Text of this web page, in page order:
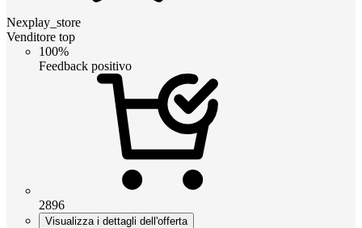
Nexplay_store
Venditore top
100%
Feedback positivo
2896
Visualizza i dettagli dell'offerta